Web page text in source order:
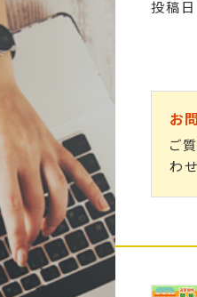
投稿
お
ご
わ